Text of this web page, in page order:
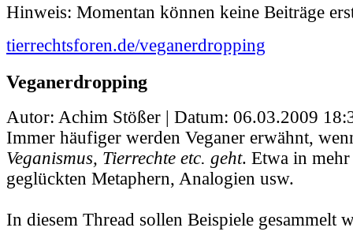
Hinweis: Momentan können keine Beiträge
tierrechtsforen.de/veganerdropping
Veganerdropping
Autor: Achim Stößer | Datum: 06.03.2009
Immer häufiger werden Veganer erwähnt,
Veganismus, Tierrechte etc. geht. Etwa in
geglückten Metaphern, Analogien usw.
In diesem Thread sollen Beispiele gesammelt